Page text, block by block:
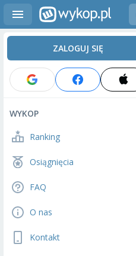
ZALOGUJ SIĘ
WYKOP
Ranking
Osiągnięcia
FAQ
O nas
Kontakt